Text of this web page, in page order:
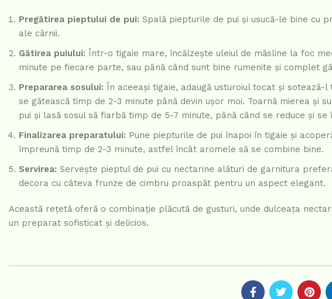
Pregătirea pieptului de pui: Spală piepturile de pui și usucă-le bine cu
ale cărnii.
Gătirea puiului: Într-o tigaie mare, încălzește uleiul de măsline la foc
minute pe fiecare parte, sau până când sunt bine rumenite și complet
Prepararea sosului: În aceeași tigaie, adaugă usturoiul tocat și
se gătească timp de 2-3 minute până devin ușor moi. Toarnă mierea și
pui și lasă sosul să fiarbă timp de 5-7 minute, până când se reduce și se
Finalizarea preparatului: Pune piepturile de pui înapoi în tigaie și
împreună timp de 2-3 minute, astfel încât aromele să se combine bine.
Servirea: Servește pieptul de pui cu nectarine alături de garnitura
decora cu câteva frunze de cimbru proaspăt pentru un aspect elegant.
Această rețetă oferă o combinație plăcută de gusturi, unde dulceața
un preparat sofisticat și delicios.